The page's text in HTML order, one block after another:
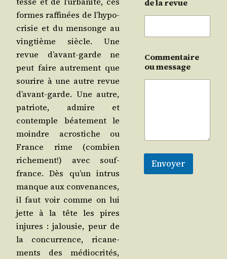
formes raf­fi­nées de l’hy­po­
cri­sie et du men­songe au
ving­tième siècle. Une
revue d’a­vant-garde ne
peut faire autre­ment que
sou­rire à une autre revue
d’a­vant-garde. Une autre,
patriote, admire et
contemple béa­te­ment le
moindre acros­tiche ou
France rime (com­bien
riche­ment!) avec souf­
france. Dès qu’un intrus
manque aux conve­nances,
il faut voir comme on lui
jette à la tête les pires
injures : jalou­sie, peur de
la concur­rence, rica­ne­
ments des médio­cri­tés,
de la revue
Commentaire
ou message
Envoyer